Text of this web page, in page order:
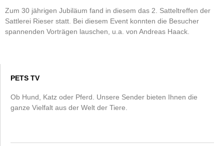
Zum 30 jährigen Jubiläum fand in diesem das 2. Satteltreffen der
Sattlerei Rieser statt. Bei diesem Event konnten die Besucher
spannenden Vorträgen lauschen, u.a. von Andreas Haack.
PETS TV
Ob Hund, Katz oder Pferd. Unsere Sender bieten Ihnen die
ganze Vielfalt aus der Welt der Tiere.